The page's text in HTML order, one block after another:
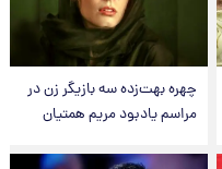
چهره بهت‌زده سه بازیگر زن در
مراسم یادبود مریم همتیان